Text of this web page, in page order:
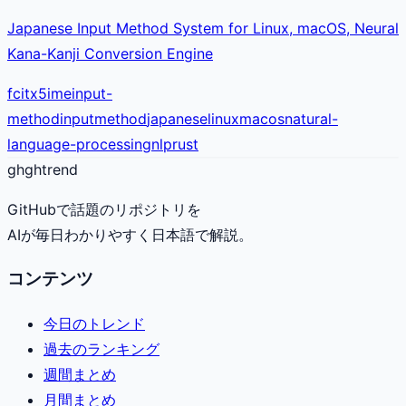
Japanese Input Method System for Linux, macOS, Neural
Kana-Kanji Conversion Engine
fcitx5imeinput-
methodinputmethodjapaneselinuxmacosnatural-
language-processingnlprust
ghghtrend
GitHubで話題のリポジトリを
AIが毎日わかりやすく日本語で解説。
コンテンツ
今日のトレンド
過去のランキング
週間まとめ
月間まとめ